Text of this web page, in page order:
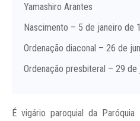
Yamashiro Arantes
Nascimento – 5 de janeiro de
Ordenação diaconal – 26 de
Ordenação presbiteral – 29
É vigário paroquial da